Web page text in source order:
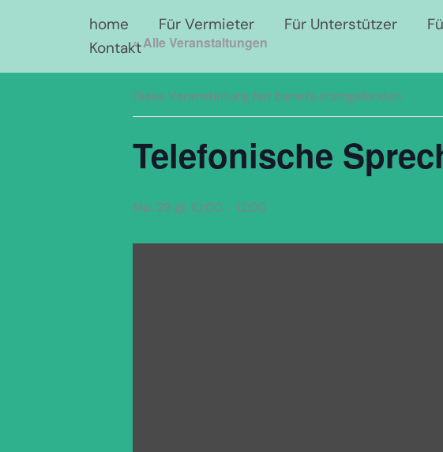
home Für Vermieter Für Unterstützer
Kontakt« Alle Veranstaltungen
Diese Veranstaltung hat bereits stattgefunden.
Telefonische
Mai 29 @ 10:00 - 12:00